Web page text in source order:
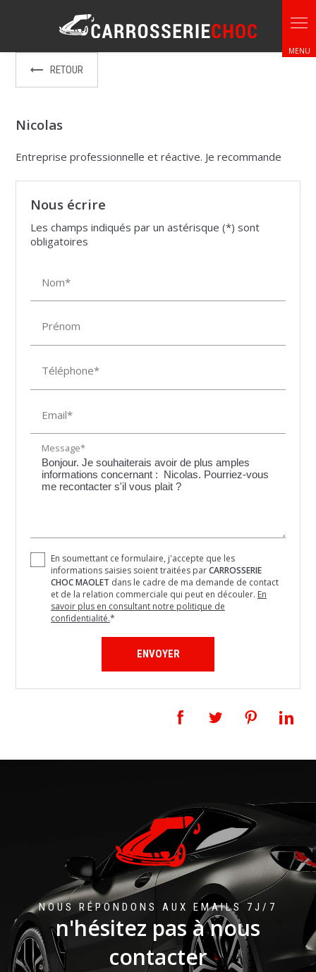
RETOUR
Nicolas
Entreprise professionnelle et réactive. Je recommande
Nous écrire
Les champs indiqués par un astérisque (*) sont
obligatoires
Nom*
Prénom
Téléphone*
Email*
Message*
En soumettant ce formulaire, j'accepte que les
informations saisies soient traitées parCARROSSERIE
CHOC MAOLET dans le cadre de ma demande de contact
et de la relation commerciale qui peut en découler. En
savoir plus en consultant notre politique de
confidentialité.*
NOUS RÉPONDONS AUX EMAILS 7J/7
n'hésitez pas à nous
contacter